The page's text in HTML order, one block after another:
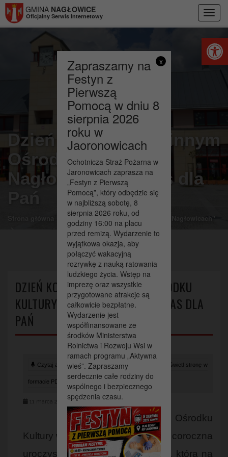
GMINA NAGŁOWICE
Oficjalny Serwis Internetowy
Dzień Kobiet w Gminnym
Ośrodku Kultury w
Nagłowicach – czas dla
Pań
SCBiK "Dworek Mikołaja Reja w Nagłowicach"
Dzień Kobiet w Gminnym Ośrodku Kultury w Nagłowicach – czas
x
Zapraszamy na
Festyn z
Pierwszą
Pomocą w dniu 8
sierpnia 2026
roku w
Jaoronowicach
Ochotnicza Straż Pożarna w
Jaronowicach zaprasza na
„Festyn z Pierwszą
Pomocą”, który odbędzie się
w najbliższą sobotę, 8
sierpnia 2026 roku, od
godziny 16:00 na placu
przed remizą. Wydarzenie to
wyjątkowa okazja, aby
połączyć wakacyjną
rozrywkę z nauką ratowania
ludzkiego życia. Wstęp na
imprezę oraz wszystkie
przygotowane atrakcje są
całkowicie bezpłatne.
Wydarzenie jest
współfinansowane ze
środków Ministerstwa
Rolnictwa i Rozwoju Wsi w
ramach programu „Aktywna
wieś”. Zapraszamy
serdecznie całe rodziny do
wspólnego i bezpiecznego
spędzenia czasu.
DZIEŃ KOBIET W GMINNYM OŚRODKU
KULTURY W NAGŁOWICACH – CZAS DLA
PAŃ
Czytaj artykuł (lektor) Drukuj stronę Wyświetl stronę w
formacie PDF
11 marca 2026
7 marca w Gminnym Ośrodku
Kultury w Nagłowicach odbyła się coroczna
uroczystość z okazji Dnia Kobiet, która na